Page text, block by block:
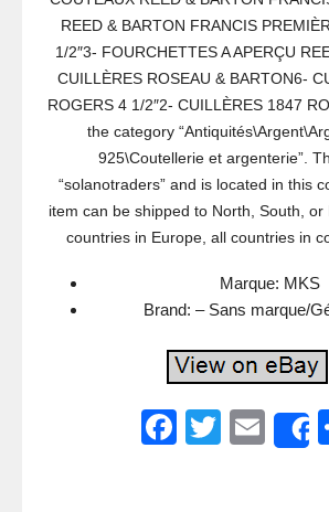
REED & BARTON FRANCIS
1/2″3- FOURCHETTES A APERÇU
CUILLÈRES ROSEAU & BARTON6-
ROGERS 4 1/2″2- CUILLÈRES 1847
the category
925\Coutellerie et argenterie”.
“solanotraders” and is located in this
item can be shipped to North, South, or
countries in Europe, all countries in
Marque: MKS
Brand: – Sans marque/
F
T
E